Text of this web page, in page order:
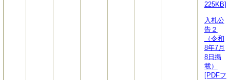
225KB]
入札公
告２
（令和
8年7月
8日掲
載）
[PDFフ